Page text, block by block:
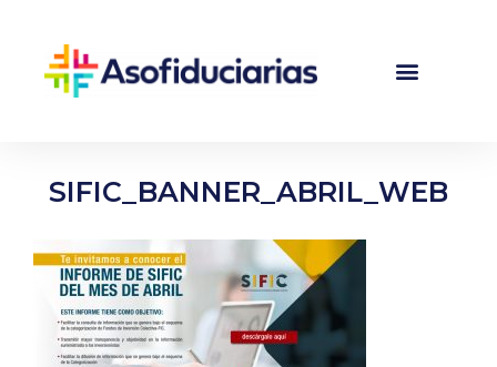
SIFIC_BANNER_ABRIL_WEB